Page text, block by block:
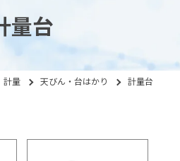
量台
計量 天びん・台はかり 計量台